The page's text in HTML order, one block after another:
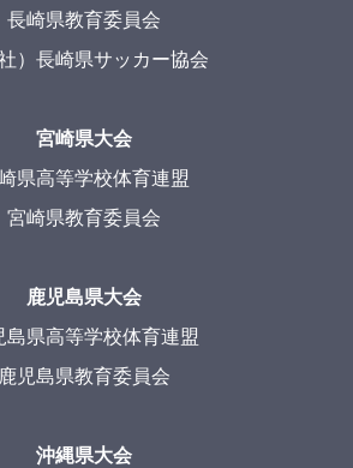
長崎県教育委員会
社）長崎県サッカー協会
宮崎県大会
県高等学校体育連盟
宮崎県教育委員会
鹿児島県大会
島県高等学校体育連盟
鹿児島県教育委員会
沖縄県大会